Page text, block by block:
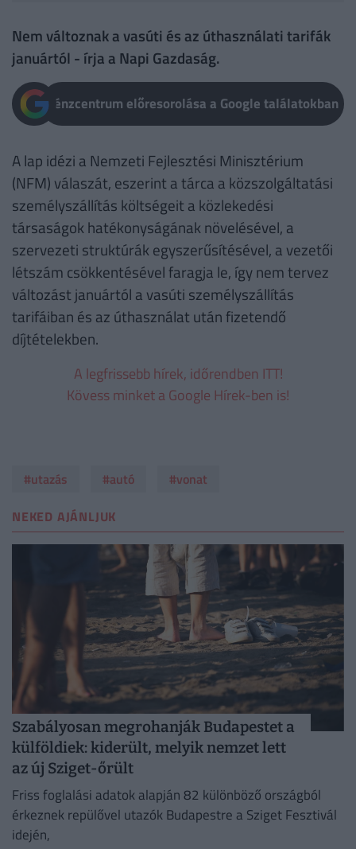
Nem változnak a vasúti és az úthasználati tarifák
januártól - írja a Napi Gazdaság.
Pénzcentrum előresorolása a Google találatokban
A lap idézi a Nemzeti Fejlesztési Minisztérium
(NFM) válaszát, eszerint a tárca a közszolgáltatási
személyszállítás költségeit a közlekedési
társaságok hatékonyságának növelésével, a
szervezeti struktúrák egyszerűsítésével, a vezetői
létszám csökkentésével faragja le, így nem tervez
változást januártól a vasúti személyszállítás
tarifáiban és az úthasználat után fizetendő
díjtételekben.
A legfrissebb hírek, időrendben ITT!
Kövess minket a Google Hírek-ben is!
#utazás #autó
#vonat
NEKED AJÁNLJUK
Szabályosan megrohanják Budapestet a
külföldiek: kiderült, melyik nemzet lett
az új Sziget-őrült
Friss foglalási adatok alapján 82 különböző országból
érkeznek repülővel utazók Budapestre a Sziget Fesztivál
idején,